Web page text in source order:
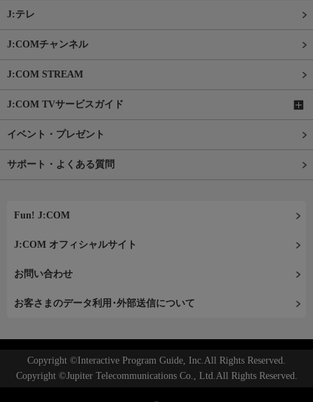
J:テレ
J:COMチャンネル
J:COM STREAM
J:COM TVサービスガイド
イベント・プレゼント
サポート・よくある質問
Fun! J:COM
J:COM オフィシャルサイト
お問い合わせ
お客さまのデータ利用･外部送信について
Copyright ©Interactive Program Guide, Inc.All Rights Reserved.
Copyright ©Jupiter Telecommunications Co., Ltd.All Rights Reserved.